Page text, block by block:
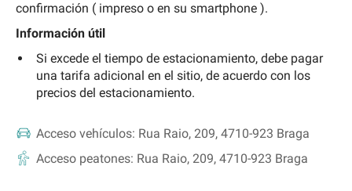
confirmación ( impreso o en su smartphone ).
Información útil
Si excede el tiempo de estacionamiento, debe pagar
una tarifa adicional en el sitio, de acuerdo con los
precios del estacionamiento.
Acceso vehículos: Rua Raio, 209, 4710-923 Braga
Acceso peatones: Rua Raio, 209, 4710-923 Braga